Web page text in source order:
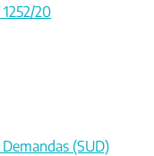
20
(SUD)